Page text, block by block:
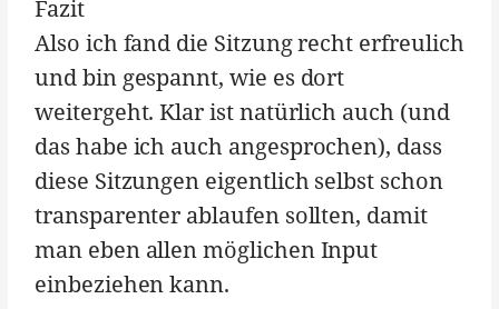
Fazit
Also ich fand die Sitzung recht erfreulich
und bin gespannt, wie es dort
weitergeht. Klar ist natürlich auch (und
das habe ich auch angesprochen), dass
diese Sitzungen eigentlich selbst schon
transparenter ablaufen sollten, damit
man eben allen möglichen Input
einbeziehen kann.